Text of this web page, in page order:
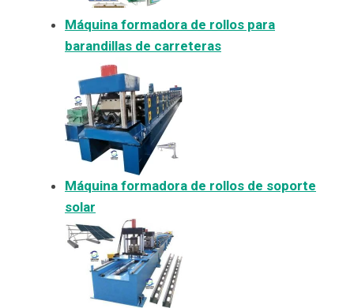
Máquina formadora de rollos para
barandillas de carreteras
Máquina formadora de rollos de soporte
solar